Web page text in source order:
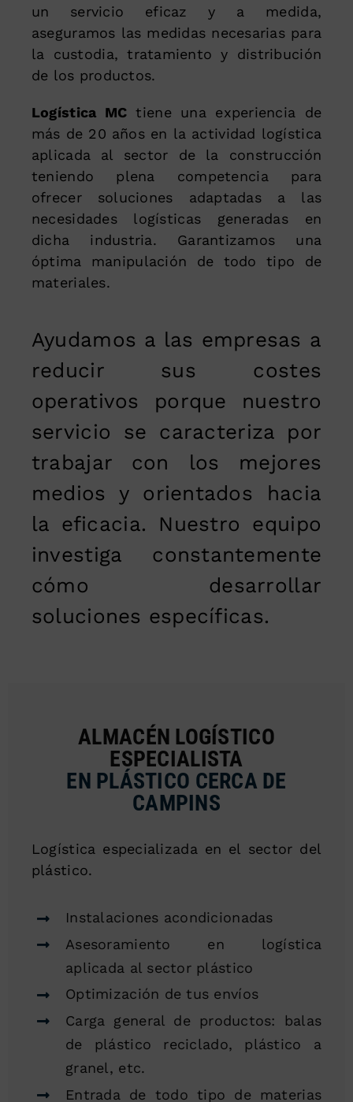
un servicio eficaz y a medida,
aseguramos las medidas necesarias para
la custodia, tratamiento y distribución
de los productos.
Logística MC tiene una experiencia de
más de 20 años en la actividad logística
aplicada al sector de la construcción
teniendo plena competencia para
ofrecer soluciones adaptadas a las
necesidades logísticas generadas en
dicha industria. Garantizamos una
óptima manipulación de todo tipo de
materiales.
Ayudamos a las empresas a
reducir sus costes
operativos porque nuestro
servicio se caracteriza por
trabajar con los mejores
medios y orientados hacia
la eficacia. Nuestro equipo
investiga constantemente
cómo desarrollar
soluciones específicas.
ALMACÉN LOGÍSTICO
ESPECIALISTA
EN PLÁSTICO CERCA DE
CAMPINS
Logística especializada en el sector del
plástico.
Instalaciones acondicionadas
Asesoramiento en logística
aplicada al sector plástico
Optimización de tus envíos
Carga general de productos: balas
de plástico reciclado, plástico a
granel, etc.
Entrada de todo tipo de materias